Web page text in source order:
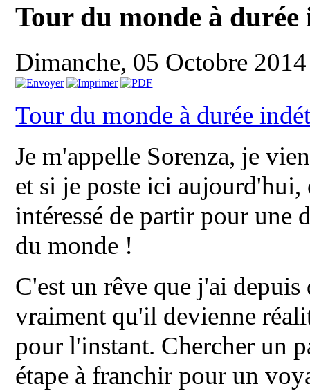
Tour du monde à durée
Dimanche, 05 Octobre
Tour du monde à durée
Je m'appelle Sorenza, je
et si je poste ici
intéressé de partir pour une
du monde !
C'est un rêve que j'ai
vraiment qu'il devienne
pour l'instant. Chercher un
étape à franchir pour un